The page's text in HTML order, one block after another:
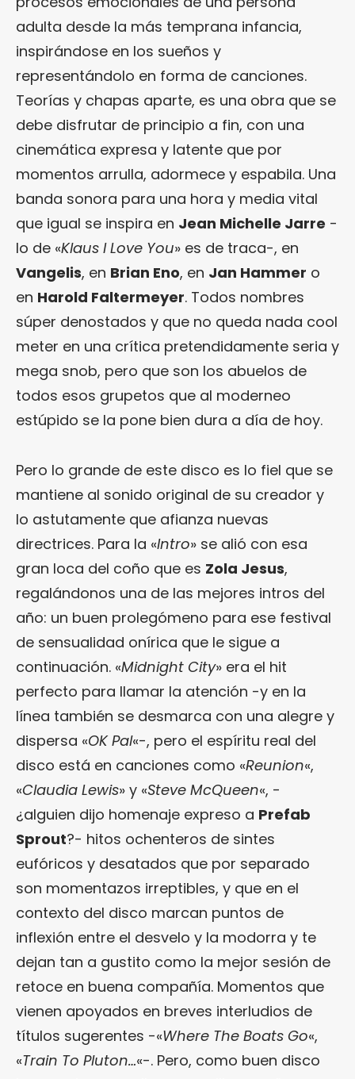
adulta desde la más temprana infancia,
inspirándose en los sueños y
representándolo en forma de canciones.
Teorías y chapas aparte, es una obra que se
debe disfrutar de principio a fin, con una
cinemática expresa y latente que por
momentos arrulla, adormece y espabila. Una
banda sonora para una hora y media vital
que igual se inspira en Jean Michelle Jarre -
lo de «Klaus I Love You» es de traca-, en
Vangelis, en Brian Eno, en Jan Hammer o
en Harold Faltermeyer. Todos nombres
súper denostados y que no queda nada cool
meter en una crítica pretendidamente seria y
mega snob, pero que son los abuelos de
todos esos grupetos que al moderneo
estúpido se la pone bien dura a día de hoy.
Pero lo grande de este disco es lo fiel que se
mantiene al sonido original de su creador y
lo astutamente que afianza nuevas
directrices. Para la «Intro» se alió con esa
gran loca del coño que es Zola Jesus,
regalándonos una de las mejores intros del
año: un buen prolegómeno para ese festival
de sensualidad onírica que le sigue a
continuación. «Midnight City» era el hit
perfecto para llamar la atención -y en la
línea también se desmarca con una alegre y
dispersa «OK Pal«-, pero el espíritu real del
disco está en canciones como «Reunion«,
«Claudia Lewis» y «Steve McQueen«, -
¿alguien dijo homenaje expreso a Prefab
Sprout?- hitos ochenteros de sintes
eufóricos y desatados que por separado
son momentazos irreptibles, y que en el
contexto del disco marcan puntos de
inflexión entre el desvelo y la modorra y te
dejan tan a gustito como la mejor sesión de
retoce en buena compañía. Momentos que
vienen apoyados en breves interludios de
títulos sugerentes -«Where The Boats Go«,
«Train To Pluton…«-. Pero, como buen disco